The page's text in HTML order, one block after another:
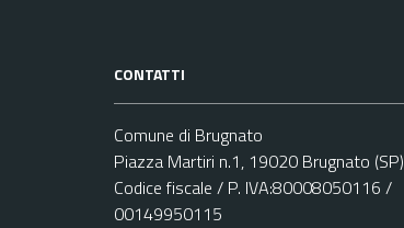
CONTATTI
Comune di Brugnato
Piazza Martiri n.1, 19020 Brugnato (SP)
Codice fiscale / P. IVA:80008050116 /
00149950115